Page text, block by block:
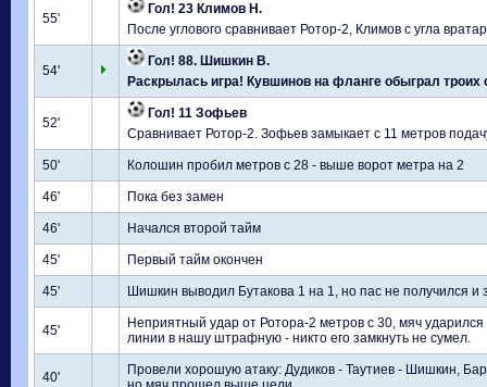
55'
Гол! 23 Климов Н.
После углового сравнивает Ротор-2, Климов с угла
54'
Гол! 88. Шишкин В.
Раскрылась игра! Кувшинов на фланге обыграл
52'
Гол! 11 Зофьев
Сравнивает Ротор-2. Зофьев замыкает с 11 метров
50' Колошин пробил метров с 28 - выше ворот метра на 2
46' Пока без замен
46' Начался второй тайм
45' Первый тайм окончен
45' Шишкин выводил Бутакова 1 на 1, но пас не получился
45'
Неприятный удар от Ротора-2 метров с 30, мяч
линии в нашу штрафную - никто его замкнуть не сумел.
40'
Провели хорошую атаку: Дудиков - Таутиев - Шишкин,